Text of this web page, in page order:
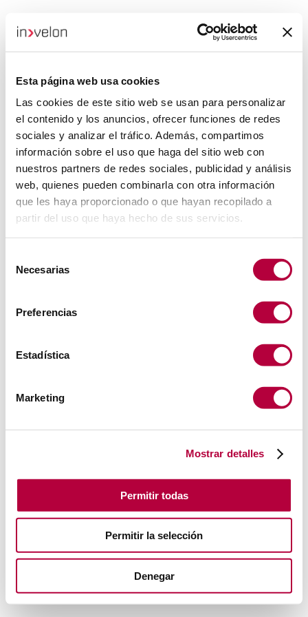
Esta página web usa cookies
Las cookies de este sitio web se usan para personalizar
el contenido y los anuncios, ofrecer funciones de redes
sociales y analizar el tráfico. Además, compartimos
información sobre el uso que haga del sitio web con
nuestros partners de redes sociales, publicidad y análisis
web, quienes pueden combinarla con otra información
que les haya proporcionado o que hayan recopilado a
partir del uso que haya hecho de sus servicios.
Necesarias
Preferencias
Estadística
Marketing
Mostrar detalles
Permitir todas
Permitir la selección
Denegar